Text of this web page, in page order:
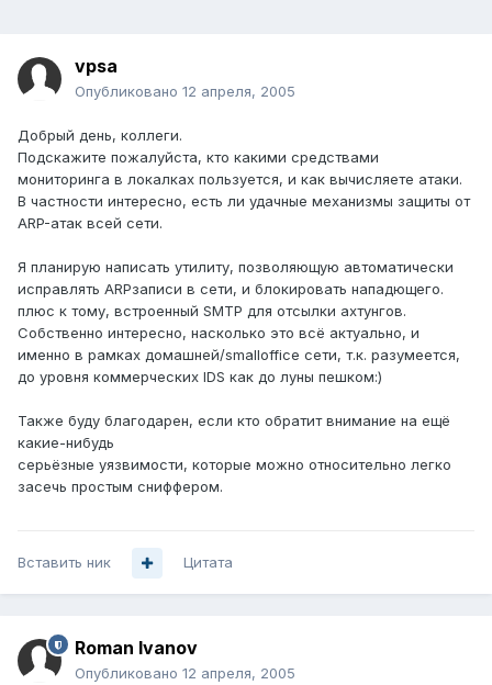
vpsa
Опубликовано 12 апреля, 2005
Добрый день, коллеги.
Подскажите пожалуйста, кто какими средствами
мониторинга в локалках пользуется, и как вычисляете атаки.
В частности интересно, есть ли удачные механизмы защиты от
ARP-атак всей сети.
Я планирую написать утилиту, позволяющую автоматически
исправлять ARPзаписи в сети, и блокировать нападющего.
плюс к тому, встроенный SMTP для отсылки ахтунгов.
Собственно интересно, насколько это всё актуально, и
именно в рамках домашней/smalloffice сети, т.к. разумеется,
до уровня коммерческих IDS как до луны пешком:)
Также буду благодарен, если кто обратит внимание на ещё
какие-нибудь
серьёзные уязвимости, которые можно относительно легко
засечь простым сниффером.
Вставить ник Цитата
Roman Ivanov
Опубликовано 12 апреля, 2005